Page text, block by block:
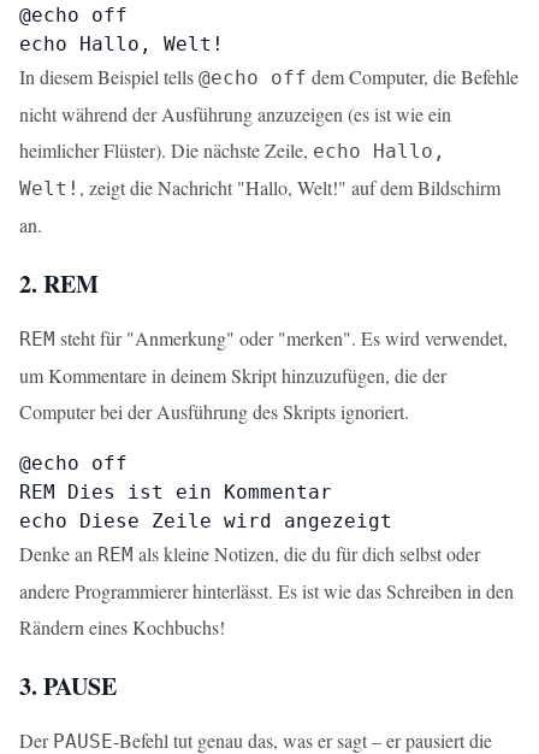
@echo off
echo Hallo, Welt!
In diesem Beispiel tells @echo off dem Computer, die Befehle
nicht während der Ausführung anzuzeigen (es ist wie ein
heimlicher Flüster). Die nächste Zeile, echo Hallo,
Welt! , zeigt die Nachricht "Hallo, Welt!" auf dem Bildschirm
an.
2. REM
REM steht für "Anmerkung" oder "merken". Es wird verwendet,
um Kommentare in deinem Skript hinzuzufügen, die der
Computer bei der Ausführung des Skripts ignoriert.
@echo off
REM Dies ist ein Kommentar
echo Diese Zeile wird angezeigt
Denke an REM als kleine Notizen, die du für dich selbst oder
andere Programmierer hinterlässt. Es ist wie das Schreiben in den
Rändern eines Kochbuchs!
3. PAUSE
Der PAUSE-Befehl tut genau das, was er sagt – er pausiert die